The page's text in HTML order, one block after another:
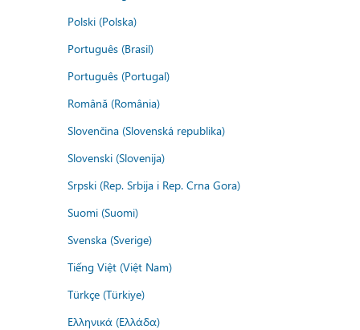
Polski (Polska)
Português (Brasil)
Português (Portugal)
Română (România)
Slovenčina (Slovenská republika)
Slovenski (Slovenija)
Srpski (Rep. Srbija i Rep. Crna Gora)
Suomi (Suomi)
Svenska (Sverige)
Tiếng Việt (Việt Nam)
Türkçe (Türkiye)
Ελληνικά (Ελλάδα)